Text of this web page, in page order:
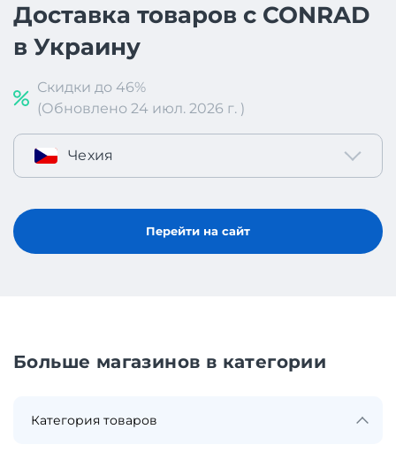
Доставка товаров с CONRAD
в Украину
Скидки до 46%
(Обновлено 24 июл. 2026 г. )
Чехия
Перейти на сайт
Больше магазинов в категории